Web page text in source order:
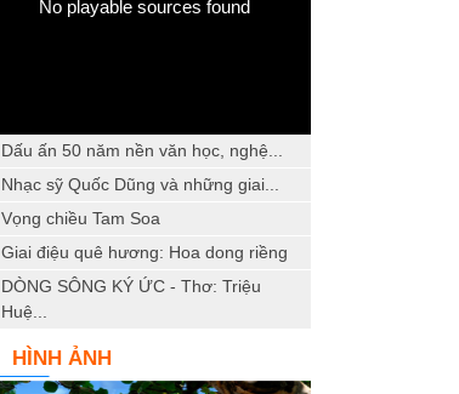
No playable sources found
Dấu ấn 50 năm nền văn học, nghệ...
Nhạc sỹ Quốc Dũng và những giai...
Vọng chiều Tam Soa
Giai điệu quê hương: Hoa dong riềng
DÒNG SÔNG KÝ ỨC - Thơ: Triệu
Huệ...
HÌNH ẢNH